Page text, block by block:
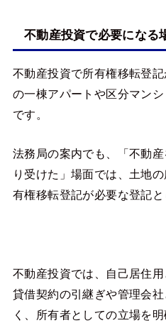
不動産投資で必要になる
不動産投資で所有権移転登
の一棟アパートや区分マン
です。
法務局の案内でも、「不動
り受けた」場面では、土地
有権移転登記が必要な登記と
不動産投資では、自己居住
貸借契約の引継ぎや管理会
く、所有者としての立場を